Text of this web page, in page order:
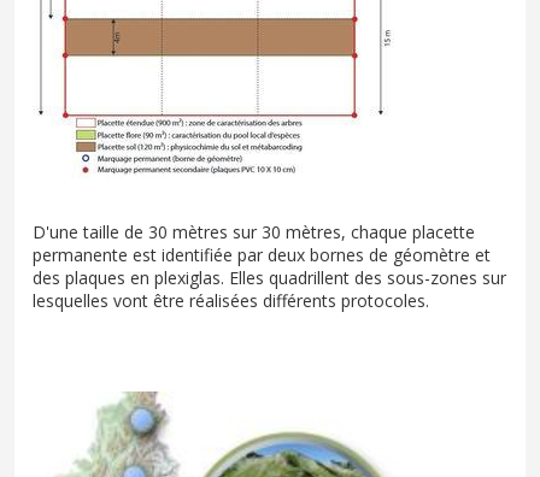
D'une taille de 30 mètres sur 30 mètres, chaque placette
permanente est identifiée par deux bornes de géomètre et
des plaques en plexiglas. Elles quadrillent des sous-zones sur
lesquelles vont être réalisées différents protocoles.